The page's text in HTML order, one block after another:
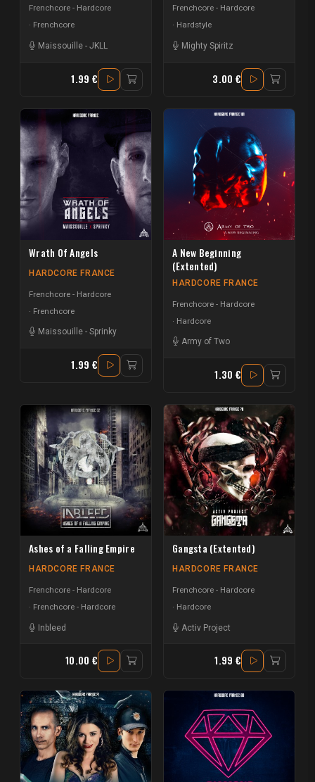
Frenchcore - Hardcore
Frenchcore
Maissouille - JKLL
1.99 €
Frenchcore - Hardcore
Hardstyle
Mighty Spiritz
3.00 €
Wrath Of Angels
HARDCORE FRANCE
Frenchcore - Hardcore
Frenchcore
Maissouille - Sprinky
1.99 €
A New Beginning
(Extented)
HARDCORE FRANCE
Frenchcore - Hardcore
Hardcore
Army of Two
1.30 €
Ashes of a Falling Empire
HARDCORE FRANCE
Frenchcore - Hardcore
Frenchcore - Hardcore
Inbleed
10.00 €
Gangsta (Extented)
HARDCORE FRANCE
Frenchcore - Hardcore
Hardcore
Activ Project
1.99 €